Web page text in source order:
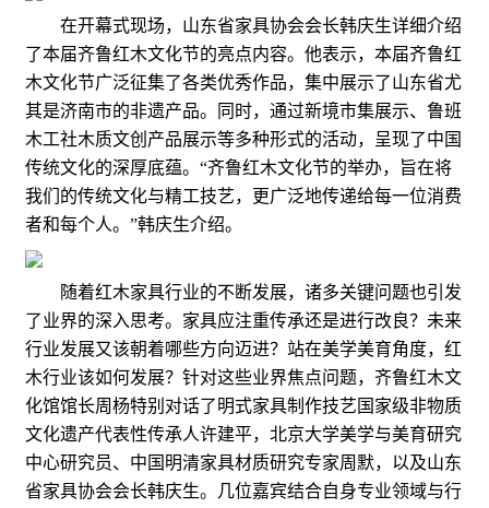
在开幕式现场，山东省家具协会会长韩庆生详细介绍
了本届齐鲁红木文化节的亮点内容。他表示，本届齐鲁红
木文化节广泛征集了各类优秀作品，集中展示了山东省尤
其是济南市的非遗产品。同时，通过新境市集展示、鲁班
木工社木质文创产品展示等多种形式的活动，呈现了中国
传统文化的深厚底蕴。“齐鲁红木文化节的举办，旨在将
我们的传统文化与精工技艺，更广泛地传递给每一位消费
者和每个人。”韩庆生介绍。
随着红木家具行业的不断发展，诸多关键问题也引发
了业界的深入思考。家具应注重传承还是进行改良？未来
行业发展又该朝着哪些方向迈进？站在美学美育角度，红
木行业该如何发展？针对这些业界焦点问题，齐鲁红木文
化馆馆长周杨特别对话了明式家具制作技艺国家级非物质
文化遗产代表性传承人许建平，北京大学美学与美育研究
中心研究员、中国明清家具材质研究专家周默，以及山东
省家具协会会长韩庆生。几位嘉宾结合自身专业领域与行